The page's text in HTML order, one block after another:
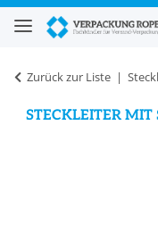
Zurück zur Liste
STECKLEITER